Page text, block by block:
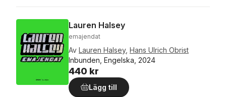
Lauren Halsey
emajendat
Av Lauren Halsey, Hans Ulrich Obrist
Inbunden, Engelska, 2024
440 kr
Lägg till